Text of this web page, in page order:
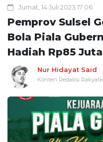
Jumat, 14 Juli 2023 17:06
Pemprov Sulsel
Bola Piala
Hadiah Rp85 Juta
Nur Hidayat Said
Konten Redaksi